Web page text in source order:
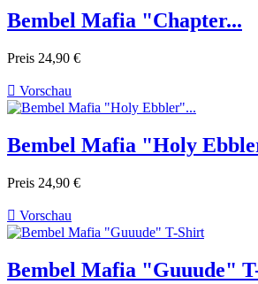
Bembel Mafia "Chapter...
Preis 24,90 €
 Vorschau
Bembel Mafia "Holy
Preis 24,90 €
 Vorschau
Bembel Mafia "Guuude"